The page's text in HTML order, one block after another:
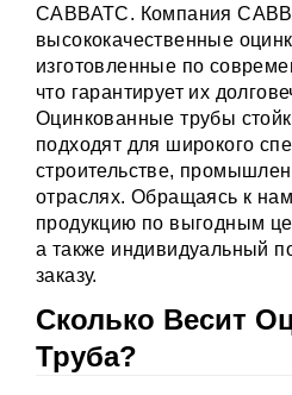
САВВАТС. Компания
высококачественные
изготовленные по
что гарантирует их
Оцинкованные трубы
подходят для широкого
строительстве,
отраслях. Обращаясь к
продукцию по выгодным
а также индивидуальный
заказу.
Сколько Весит
Труба?